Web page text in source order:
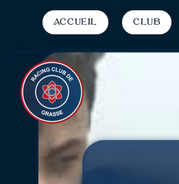
Accueil Club